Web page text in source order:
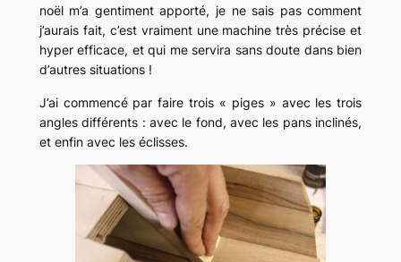
noël m’a gentiment apporté, je ne sais pas comment
j’aurais fait, c’est vraiment une machine très précise et
hyper efficace, et qui me servira sans doute dans bien
d’autres situations !
J’ai commencé par faire trois « piges » avec les trois
angles différents : avec le fond, avec les pans inclinés,
et enfin avec les éclisses.